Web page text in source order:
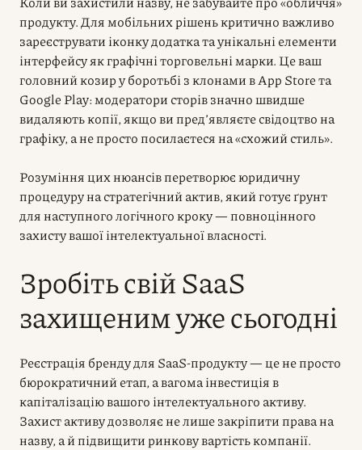
продукту. Для мобільних рішень критично важливо
зареєструвати іконку додатка та унікальні елементи
інтерфейсу як графічні торговельні марки. Це ваш
головний козир у боротьбі з клонами в App Store та
Google Play: модератори сторів значно швидше
видаляють копії, якщо ви пред’являєте свідоцтво на
графіку, а не просто посилаєтеся на «схожий стиль».
Розуміння цих нюансів перетворює юридичну
процедуру на стратегічний актив, який готує ґрунт
для наступного логічного кроку — повноцінного
захисту вашої інтелектуальної власності.
Зробіть свій SaaS
захищеним уже сьогодні
Реєстрація бренду для SaaS-продукту — це не просто
бюрократичний етап, а вагома інвестиція в
капіталізацію вашого інтелектуального активу.
Захист активу дозволяє не лише закріпити права на
назву, а й підвищити ринкову вартість компанії.